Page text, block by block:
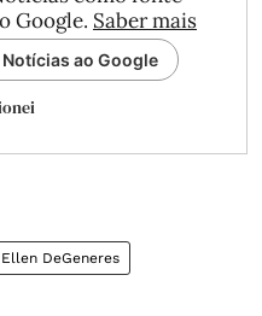
Google. Saber mais
ao Google
Ellen DeGeneres